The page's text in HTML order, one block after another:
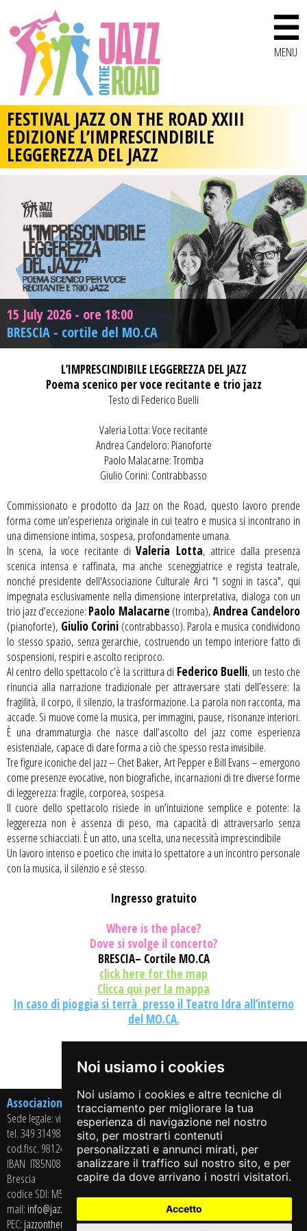
Noi usiamo i cookies
Noi usiamo i cookies e altre tecniche di
tracciamento per migliorare la tua
esperienza di navigazione nel nostro
sito, per mostrarti contenuti
personalizzati e annunci mirati, per
analizzare il traffico sul nostro sito, e per
capire da dove arrivano i nostri visitatori.
Accetto
☰
MENU
FESTIVAL JAZZ ON THE ROAD XXIII
EDIZIONE L’IMPRESCINDIBILE
LEGGEREZZA DEL JAZZ
15 July 2026 - ore 18:00
BRESCIA - cortile del MO.CA
L’IMPRESCINDIBILE LEGGEREZZA DEL JAZZ
Poema scenico per voce recitante e trio jazz
Testo di Federico Buelli
Valeria Lotta: Voce recitante
Andrea Candeloro: Pianoforte
Paolo Malacarne: Tromba
Giulio Corini: Contrabbasso
Commissionato e prodotto da Jazz on the Road, questo lavoro prende
forma come un’esperienza originale in cui teatro e musica si incontrano in
una dimensione intima, sospesa, profondamente umana.
In scena, la voce recitante diValeria Lotta, attrice dalla presenza
scenica intensa e raffinata, ma anche sceneggiatrice e regista teatrale,
nonché presidente dell'Associazione Culturale Arci "I sogni in tasca", qui
impegnata esclusivamente nella dimensione interpretativa, dialoga con un
trio jazz d’eccezione: Paolo Malacarne (tromba),Andrea Candeloro
(pianoforte), Giulio Corini (contrabbasso). Parola e musica condividono
lo stesso spazio, senza gerarchie, costruendo un tempo interiore fatto di
sospensioni, respiri e ascolto reciproco.
Al centro dello spettacolo c’è la scrittura di Federico Buelli, un testo che
rinuncia alla narrazione tradizionale per attraversare stati dell’essere: la
fragilità, il corpo, il silenzio, la trasformazione. La parola non racconta, ma
accade. Si muove come la musica, per immagini, pause, risonanze interiori.
È una drammaturgia che nasce dall’ascolto del jazz come esperienza
esistenziale, capace di dare forma a ciò che spesso resta invisibile.
Tre figure iconiche del jazz – Chet Baker, Art Pepper e Bill Evans – emergono
come presenze evocative, non biografiche, incarnazioni di tre diverse forme
di leggerezza: fragile, corporea, sospesa.
Il cuore dello spettacolo risiede in un’intuizione semplice e potente: la
leggerezza non è assenza di peso, ma capacità di attraversarlo senza
esserne schiacciati. È un atto, una scelta, una necessità imprescindibile
Un lavoro intenso e poetico che invita lo spettatore a un incontro personale
con la musica, il silenzio e sé stesso.
Ingresso gratuito
Where is the place?
Dove si svolge il concerto?
BRESCIA– Cortile MO.CA
click here for the map
Clicca qui per la mappa
In caso di pioggia si terrà presso il Teatro Idra all’interno
del MO.CA.
Share on:
Associazione Culturale Arci Jazz On The Road APS
Sede legale: via Casaglio, 13 – 25064 GUSSAGO (BS)
tel. 349 3149864
cod.fisc. 98124350178 - P.iva 02715430985
IBAN IT85N0869211208034000341724- BANCA CREDITO COOPERATIVO di
Brescia
codice SDI: M5UXCR1
mail: info@jazzontheroad.net
PEC: jazzontheroad@pec.it